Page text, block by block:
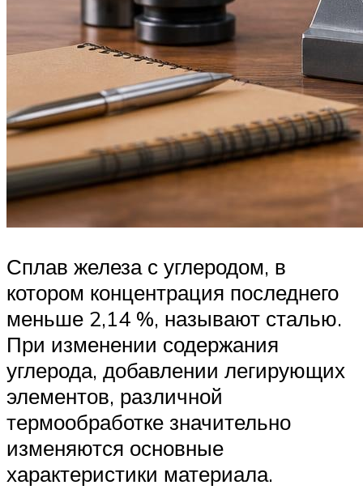
Сплав железа с углеродом, в
котором концентрация последнего
меньше 2,14 %, называют сталью.
При изменении содержания
углерода, добавлении легирующих
элементов, различной
термообработке значительно
изменяются основные
характеристики материала.